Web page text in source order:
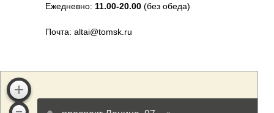
Почта: altai@tomsk.ru
Ежедневно: 11.00-20.00 (без обеда)